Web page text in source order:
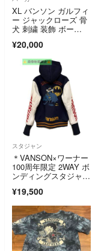
XL バンソン ガルフィ
ー ジャックローズ 骨
犬 刺繍 装飾 ボー
¥20,000
スタジャン
＊VANSON×ワーナー
100周年限定 2WAY ボ
ンディングスタジャ
¥19,500